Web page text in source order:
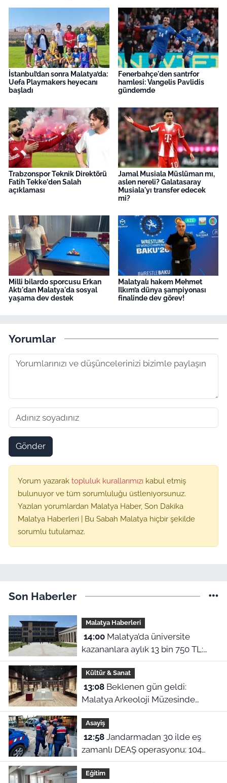
İstanbul’dan sonra Malatya’da:
Uefa Playmakers heyecanı
başladı
Fenerbahçe'den santrfor
hamlesi: Vangelis Pavlidis
gündemde
Trabzonspor Teknik Direktörü
Fatih Tekke'den Salah
açıklaması
Jamal Musiala Müslüman mı,
aslen nereli? Galatasaray
Musiala'yı transfer edecek
mi?
Milli bilardo sporcusu Erkan
Aktı'dan Malatya'da sosyal
yaşama dev destek
Malatyalı hakem Mehmet
Ilkım’a dünya şampiyonası
finalinde dev görev!
Yorumlar
Gönder
Yorum yazarak topluluk kurallarımızı kabul etmiş
bulunuyor ve tüm sorumluluğu üstleniyorsunuz.
Yazılan yorumlardan Malatya Haber, Son Dakika
Malatya Haberleri | Bu Sabah Malatya hiçbir şekilde
sorumlu tutulamaz.
Son Haberler
Malatya Haberleri
14:00Malatya’da üniversite
kazananlara aylık 13 bin 750 TL:
Kimler başvurabilir?
Kültür & Sanat
13:08Beklenen gün geldi:
Malatya Arkeoloji Müzesinde
binlerce yıllık eserler görücüye
çıkıyor
Asayiş
12:58Jandarmadan 30 ilde eş
zamanlı DEAŞ operasyonu: 104
şüpheli yakalandı!
Eğitim